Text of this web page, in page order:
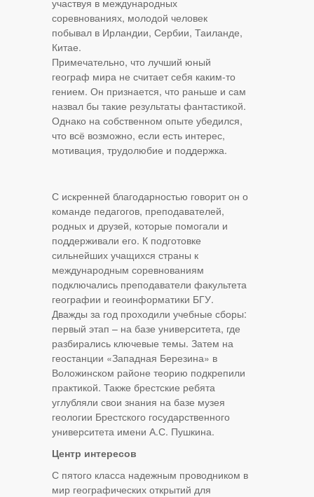
участвуя в международных
соревнованиях, молодой человек
побывал в Ирландии, Сербии, Таиланде,
Китае.
Примечательно, что лучший юный
географ мира не считает себя каким-то
гением. Он признается, что раньше и сам
назвал бы такие результаты фантастикой.
Однако на собственном опыте убедился,
что всё возможно, если есть интерес,
мотивация, трудолюбие и поддержка.
С искренней благодарностью говорит он о
команде педагогов, преподавателей,
родных и друзей, которые помогали и
поддерживали его. К подготовке
сильнейших учащихся страны к
международным соревнованиям
подключались преподаватели факультета
географии и геоинформатики БГУ.
Дважды за год проходили учебные сборы:
первый этап – на базе университета, где
разбирались ключевые темы. Затем на
геостанции «Западная Березина» в
Воложинском районе теорию подкрепили
практикой. Также брестские ребята
углубляли свои знания на базе музея
геологии Брестского государственного
университета имени А.С. Пушкина.
Центр интересов
С пятого класса надежным проводником в
мир географических открытий для